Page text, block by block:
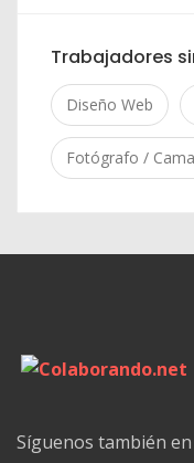
Trabajadores
Diseño Web
Fotógrafo /
Síguenos también